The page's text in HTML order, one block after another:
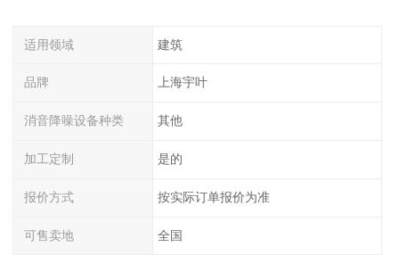
适用领域 建筑
品牌 上海宇叶
消音降噪设备种类 其他
加工定制 是的
报价方式 按实际订单报价为准
可售卖地 全国